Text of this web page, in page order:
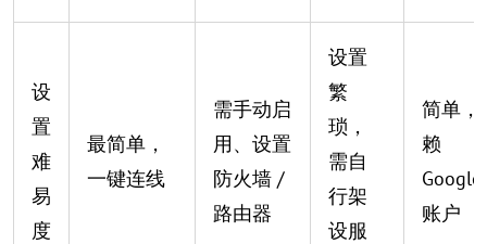
设
置
难
易
度
最简单，
一键连线
需手动启
用、设置
防火墙 /
路由器
设置
繁
琐，
需自
行架
设服
简单，
赖
Google
账户